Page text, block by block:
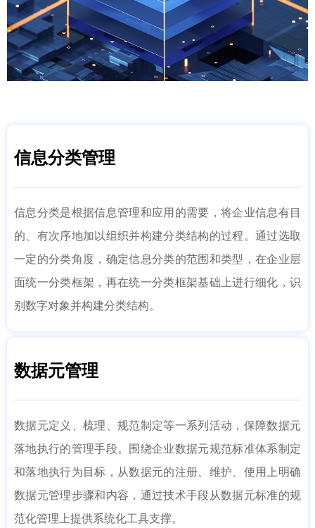
信息分类管理
信息分类是根据信息管理和应用的需要，将企业信息有目
的、有次序地加以组织并构建分类结构的过程。通过选取
一定的分类角度，确定信息分类的范围和类型，在企业层
面统一分类框架，再在统一分类框架基础上进行细化，识
别数字对象并构建分类结构。
数据元管理
数据元定义、梳理、规范制定等一系列活动，保障数据元
落地执行的管理手段。围绕企业数据元规范标准体系制定
和落地执行为目标，从数据元的注册、维护、使用上明确
数据元管理步骤和内容，通过技术手段从数据元标准的规
范化管理上提供系统化工具支撑。